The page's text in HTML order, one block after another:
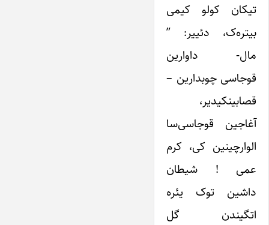
تیکان کولو کیمی
بیتره‌ک، دئییر: ”
مال- داوارین
قوجاسی چوبدارین –
قصابینکیدیر،
آغاجین قوجاسی‌سا
الوارچینین کی، کرم
عمی ! شیطان
داشین توک یئره
اتگیندن گل